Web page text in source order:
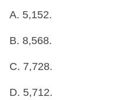
A. 5,152.
B. 8,568.
C. 7,728.
D. 5,712.